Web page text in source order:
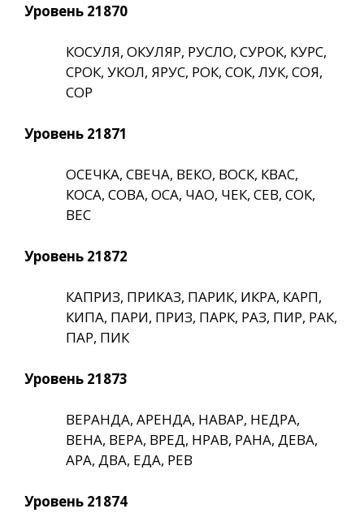
Уровень 21870
КОСУЛЯ, ОКУЛЯР, РУСЛО, СУРОК, КУРС,
СРОК, УКОЛ, ЯРУС, РОК, СОК, ЛУК, СОЯ,
СОР
Уровень 21871
ОСЕЧКА, СВЕЧА, ВЕКО, ВОСК, КВАС,
КОСА, СОВА, ОСА, ЧАО, ЧЕК, СЕВ, СОК,
ВЕС
Уровень 21872
КАПРИЗ, ПРИКАЗ, ПАРИК, ИКРА, КАРП,
КИПА, ПАРИ, ПРИЗ, ПАРК, РАЗ, ПИР, РАК,
ПАР, ПИК
Уровень 21873
ВЕРАНДА, АРЕНДА, НАВАР, НЕДРА,
ВЕНА, ВЕРА, ВРЕД, НРАВ, РАНА, ДЕВА,
АРА, ДВА, ЕДА, РЕВ
Уровень 21874